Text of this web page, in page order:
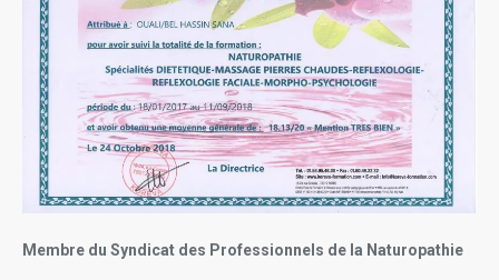
Membre du Syndicat des Professionnels de la Naturopathie